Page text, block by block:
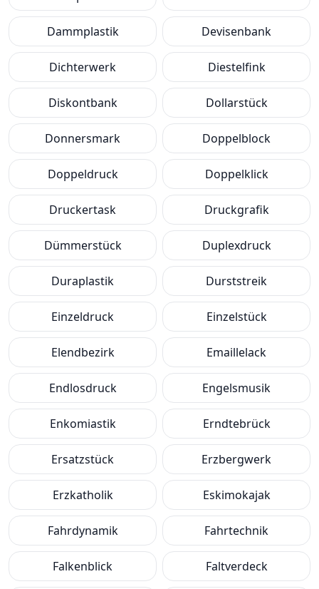
Dammplastik Devisenbank
Dichterwerk Diestelfink
Diskontbank Dollarstück
Donnersmark Doppelblock
Doppeldruck Doppelklick
Druckertask Druckgrafik
Dümmerstück Duplexdruck
Duraplastik Durststreik
Einzeldruck Einzelstück
Elendbezirk Emaillelack
Endlosdruck Engelsmusik
Enkomiastik Erndtebrück
Ersatzstück Erzbergwerk
Erzkatholik Eskimokajak
Fahrdynamik Fahrtechnik
Falkenblick Faltverdeck